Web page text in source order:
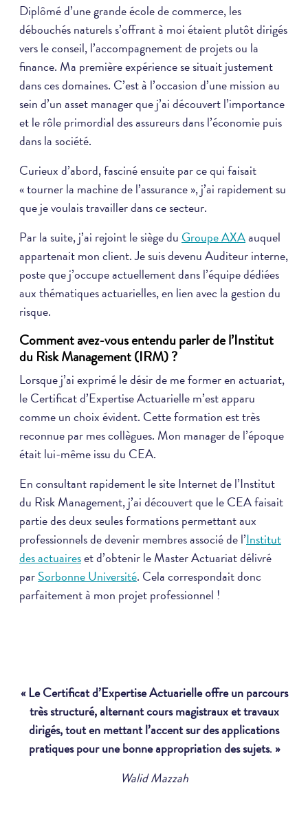
Diplômé d’une grande école de commerce, les
débouchés naturels s’offrant à moi étaient plutôt dirigés
vers le conseil, l’accompagnement de projets ou la
finance. Ma première expérience se situait justement
dans ces domaines. C’est à l’occasion d’une mission au
sein d’un asset manager que j’ai découvert l’importance
et le rôle primordial des assureurs dans l’économie puis
dans la société.
Curieux d’abord, fasciné ensuite par ce qui faisait
« tourner la machine de l’assurance », j’ai rapidement su
que je voulais travailler dans ce secteur.
Par la suite, j’ai rejoint le siège du Groupe AXAauquel
appartenait mon client. Je suis devenu Auditeur interne,
poste que j’occupe actuellement dans l’équipe dédiées
aux thématiques actuarielles, en lien avec la gestion du
risque.
Comment avez-vous entendu parler de l’Institut
du Risk Management (IRM) ?
Lorsque j’ai exprimé le désir de me former en actuariat,
le Certificat d’Expertise Actuarielle m’est apparu
comme un choix évident. Cette formation est très
reconnue par mes collègues. Mon manager de l’époque
était lui-même issu du CEA.
En consultant rapidement le site Internet de l’Institut
du Risk Management, j’ai découvert que le CEA faisait
partie des deux seules formations permettant aux
professionnels de devenir membres associé de l’Institut
des actuaireset d’obtenir le Master Actuariat délivré
parSorbonne Université. Cela correspondait donc
parfaitement à mon projet professionnel !
« Le Certificat d’Expertise Actuarielle offre un parcours
très structuré, alternant cours magistraux et travaux
dirigés, tout en mettant l’accent sur des applications
pratiques pour une bonne appropriation des sujets. »
Walid Mazzah